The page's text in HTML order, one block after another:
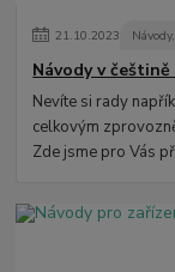
21.10.2023
Návody v
Nevíte si rady
celkovým
Zde jsme pro Vás